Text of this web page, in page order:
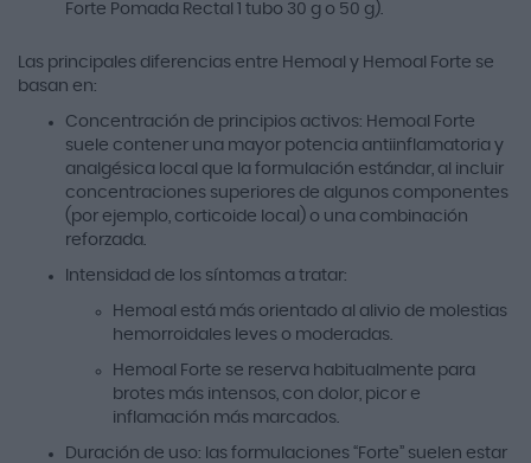
Forte Pomada Rectal 1 tubo 30 g o 50 g).
Las principales diferencias entre Hemoal y Hemoal Forte se
basan en:
Concentración de principios activos: Hemoal Forte
suele contener una mayor potencia antiinflamatoria y
analgésica local que la formulación estándar, al incluir
concentraciones superiores de algunos componentes
(por ejemplo, corticoide local) o una combinación
reforzada.
Intensidad de los síntomas a tratar:
Hemoal está más orientado al alivio de molestias
hemorroidales leves o moderadas.
Hemoal Forte se reserva habitualmente para
brotes más intensos, con dolor, picor e
inflamación más marcados.
Duración de uso: las formulaciones “Forte” suelen estar